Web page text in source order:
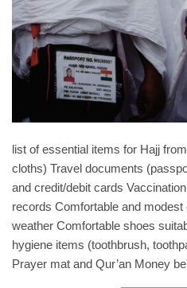
list of essential items for Hajj
cloths) Travel documents
and credit/debit cards
records Comfortable and modest
weather Comfortable shoes
hygiene items (toothbrush,
Prayer mat and Qur’an Money